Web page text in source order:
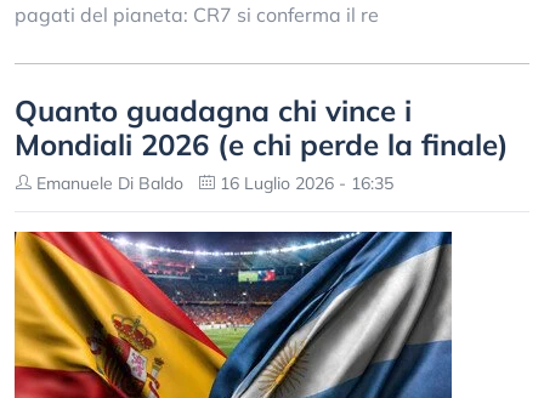
pagati del pianeta: CR7 si conferma il re
Quanto guadagna chi vince i
Mondiali 2026 (e chi perde la finale)
Emanuele Di Baldo 16 Luglio 2026 - 16:35